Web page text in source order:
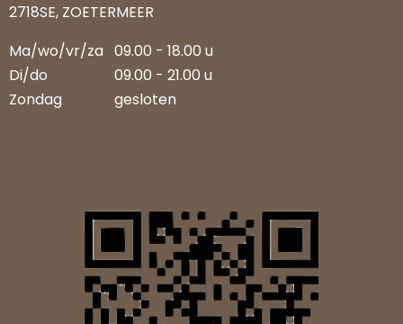
2718SE, ZOETERMEER
Ma/wo/vr/za 09.00 - 18.00 u
Di/do
09.00 - 21.00 u
Zondag
gesloten